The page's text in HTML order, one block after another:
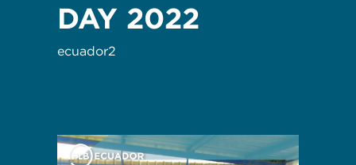
DAY 2022
ecuador2